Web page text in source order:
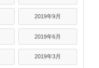
2019年9月
2019年6月
2019年3月